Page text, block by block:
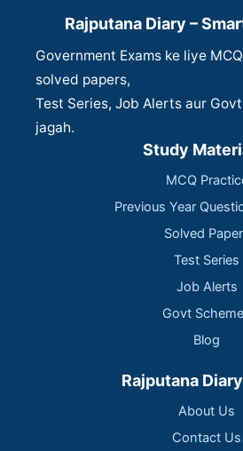
Rajputana Diary –
Government Exams ke liye
solved papers,
Test Series, Job Alerts aur
jagah.
Study
MCQ
Previous Year
Solved
Test Series
Job Alerts
Govt
Blog
Rajputana
About Us
Contact Us